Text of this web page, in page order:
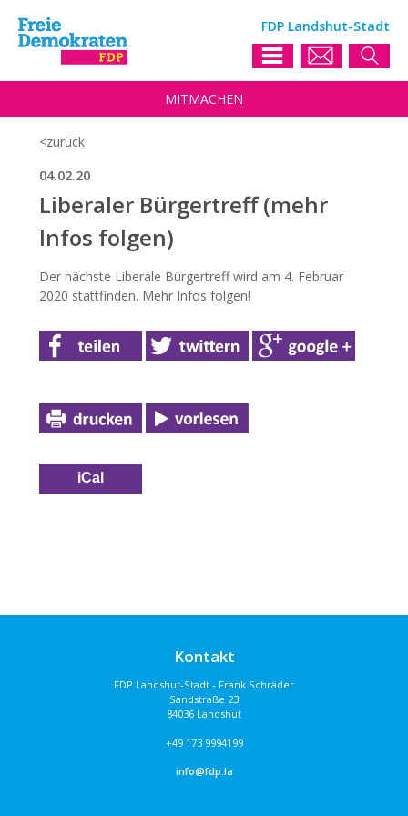
FDP Landshut-Stadt
MITMACHEN
04.02.20
Liberaler Bürgertreff (mehr
Infos folgen)
Der nächste Liberale Bürgertreff wird am 4. Februar
2020 stattfinden. Mehr Infos folgen!
iCal
Kontakt
FDP Landshut-Stadt - Frank Schräder
Sandstraße 23
84036 Landshut
+49 173 9994199
info@fdp.la